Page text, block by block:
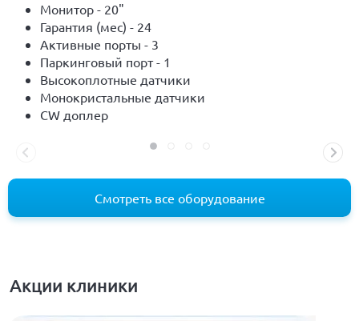
Смотреть все оборудование
Монитор - 20"
Гарантия (мес) - 24
Активные порты - 3
Паркинговый порт - 1
Высокоплотные датчики
Монокристальные датчики
CW доплер
Акции клиники